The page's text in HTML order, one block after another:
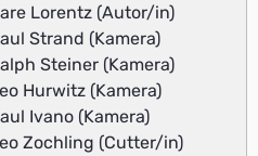
Lorentz (Autor/in)
Strand (Kamera)
Steiner (Kamera)
Hurwitz (Kamera)
Ivano (Kamera)
Zochling (Cutter/in)